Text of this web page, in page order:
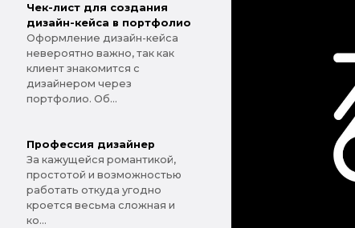
Чек-лист для создания
дизайн-кейса в портфолио
Оформление дизайн-кейса
невероятно важно, так как
клиент знакомится с
дизайнером через
портфолио. Об...
Профессия дизайнер
За кажущейся романтикой,
простотой и возможностью
работать откуда угодно
кроется весьма сложная и
ко...